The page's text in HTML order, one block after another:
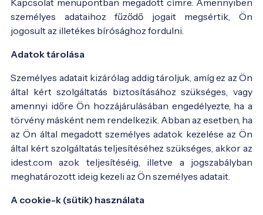
személyes adataihoz fűződő jogait megsértik, Ön
jogosult az illetékes bírósághoz fordulni.
Adatok tárolása
Személyes adatait kizárólag addig tároljuk, amíg ez az Ön
által kért szolgáltatás biztosításához szükséges, vagy
amennyi időre Ön hozzájárulásában engedélyezte, ha a
törvény másként nem rendelkezik. Abban az esetben, ha
az Ön által megadott személyes adatok kezelése az Ön
által kért szolgáltatás teljesítéséhez szükséges, akkor az
idest.com azok teljesítéséig, illetve a jogszabályban
meghatározott ideig kezeli az Ön személyes adatait.
A cookie-k (sütik) használata